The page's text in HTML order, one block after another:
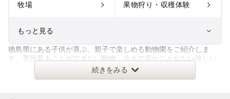
牧場 果物狩り・収穫体験
もっと見る
室内遊び場 遊園地
徳島県にある子供が喜ぶ、親子で楽しめる動物園をご紹介しま
す。普段見ることができない動物、今まで見たことがない珍しい
動物達を間近で見られるほか、エ
続きをみる